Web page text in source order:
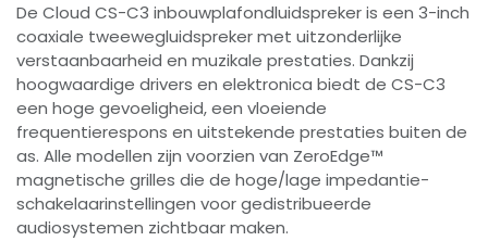
De Cloud CS-C3 inbouwplafondluidspreker is een 3-inch
coaxiale tweewegluidspreker met uitzonderlijke
verstaanbaarheid en muzikale prestaties. Dankzij
hoogwaardige drivers en elektronica biedt de CS-C3
een hoge gevoeligheid, een vloeiende
frequentierespons en uitstekende prestaties buiten de
as. Alle modellen zijn voorzien van ZeroEdge™
magnetische grilles die de hoge/lage impedantie-
schakelaarinstellingen voor gedistribueerde
audiosystemen zichtbaar maken.